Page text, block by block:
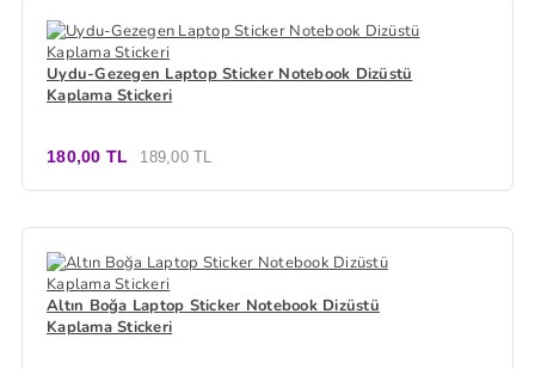
Uydu-Gezegen Laptop Sticker Notebook Dizüstü
Kaplama Stickeri
180,00 TL 189,00 TL
Altın Boğa Laptop Sticker Notebook Dizüstü
Kaplama Stickeri